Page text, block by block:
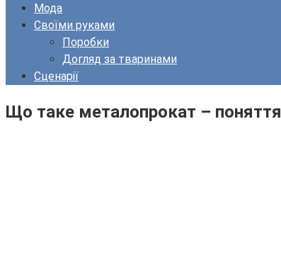
Мода
Своїми руками
Поробки
Догляд за тваринами
Сценарії
Що таке металопрокат –